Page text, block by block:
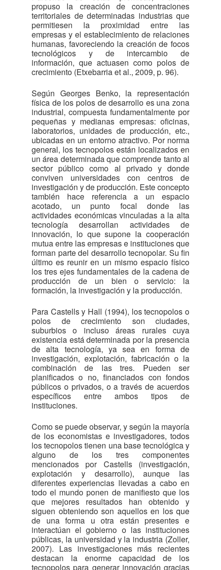
propuso la creación de concentraciones
territoriales de determinadas industrias que
permitiesen la proximidad entre las
empresas y el establecimiento de relaciones
humanas, favoreciendo la creación de focos
tecnológicos y de intercambio de
información, que actuasen como polos de
crecimiento (Etxebarria et al., 2009, p. 96).
Según Georges Benko, la representación
física de los polos de desarrollo es una zona
industrial, compuesta fundamentalmente por
pequeñas y medianas empresas: oficinas,
laboratorios, unidades de producción, etc.,
ubicadas en un entorno atractivo. Por norma
general, los tecnopolos están localizados en
un área determinada que comprende tanto al
sector público como al privado y donde
conviven universidades con centros de
investigación y de producción. Este concepto
también hace referencia a un espacio
acotado, un punto focal donde las
actividades económicas vinculadas a la alta
tecnología desarrollan actividades de
innovación, lo que supone la cooperación
mutua entre las empresas e instituciones que
forman parte del desarrollo tecnopolar. Su fin
último es reunir en un mismo espacio físico
los tres ejes fundamentales de la cadena de
producción de un bien o servicio: la
formación, la investigación y la producción.
Para Castells y Hall (1994), los tecnopolos o
polos de crecimiento son ciudades,
suburbios o incluso áreas rurales cuya
existencia está determinada por la presencia
de alta tecnología, ya sea en forma de
investigación, explotación, fabricación o la
combinación de las tres. Pueden ser
planificados o no, financiados con fondos
públicos o privados, o a través de acuerdos
específicos entre ambos tipos de
instituciones.
Como se puede observar, y según la mayoría
de los economistas e investigadores, todos
los tecnopolos tienen una base tecnológica y
alguno de los tres componentes
mencionados por Castells (investigación,
explotación y desarrollo), aunque las
diferentes experiencias llevadas a cabo en
todo el mundo ponen de manifiesto que los
que mejores resultados han obtenido y
siguen obteniendo son aquellos en los que
de una forma u otra están presentes e
interactúan el gobierno o las instituciones
públicas, la universidad y la industria (Zoller,
2007). Las investigaciones más recientes
destacan la enorme capacidad de los
tecnopolos para generar innovación gracias